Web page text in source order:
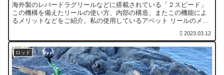
海外製のレバードラグリールなどに搭載されている「２スピード」
この機構を備えたリールの使い方、内部の構造、またこの機能によ
るメリットなどをご紹介。私の使用しているアベット リールのメン
2023.03.12
ロッド